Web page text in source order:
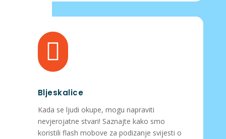

Bljeskalice
Kada se ljudi okupe, mogu napraviti
nevjerojatne stvari! Saznajte kako smo
koristili flash mobove za podizanje svijesti o